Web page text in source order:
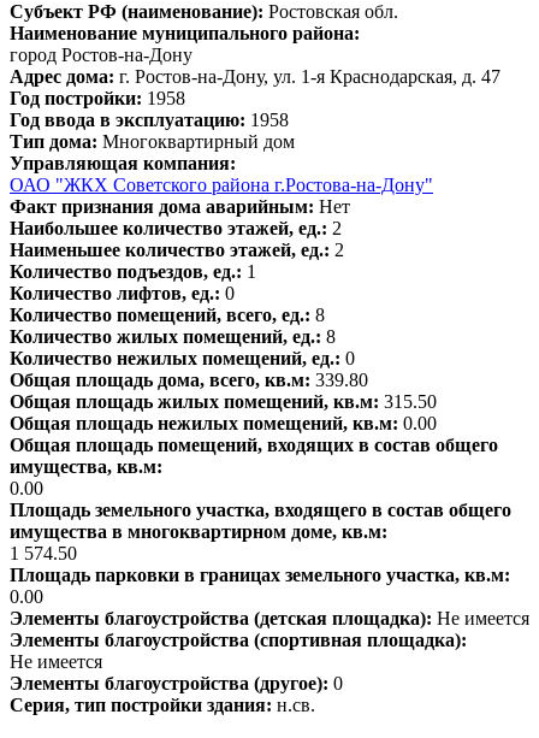
Субъект РФ (наименование): Ростовская обл.
Наименование муниципального района:
город Ростов-на-Дону
Адрес дома: г. Ростов-на-Дону, ул. 1-я Краснодарская, д. 47
Год постройки: 1958
Год ввода в эксплуатацию: 1958
Тип дома: Многоквартирный дом
Управляющая компания:
ОАО "ЖКХ Советского района г.Ростова-на-Дону"
Факт признания дома аварийным: Нет
Наибольшее количество этажей, ед.: 2
Наименьшее количество этажей, ед.: 2
Количество подъездов, ед.: 1
Количество лифтов, ед.: 0
Количество помещений, всего, ед.: 8
Количество жилых помещений, ед.: 8
Количество нежилых помещений, ед.: 0
Общая площадь дома, всего, кв.м: 339.80
Общая площадь жилых помещений, кв.м: 315.50
Общая площадь нежилых помещений, кв.м: 0.00
Общая площадь помещений, входящих в состав общего
имущества, кв.м:
0.00
Площадь земельного участка, входящего в состав общего
имущества в многоквартирном доме, кв.м:
1 574.50
Площадь парковки в границах земельного участка, кв.м:
0.00
Элементы благоустройства (детская площадка): Не имеется
Элементы благоустройства (спортивная площадка):
Не имеется
Элементы благоустройства (другое): 0
Серия, тип постройки здания: н.св.